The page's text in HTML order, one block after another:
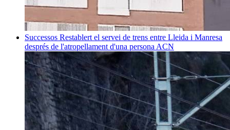
Successos Restablert el servei de trens entre Lleida i Manresa
després de l'atropellament d'una persona ACN